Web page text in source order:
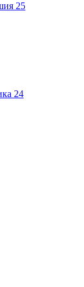
25
24